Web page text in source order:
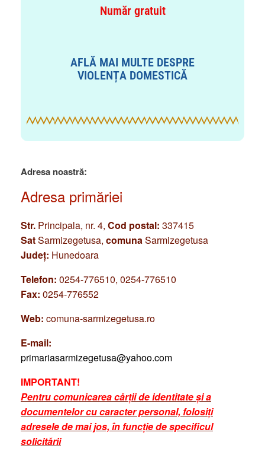
Număr gratuit
AFLĂ MAI MULTE DESPRE
VIOLENȚA DOMESTICĂ
Adresa noastră:
Adresa primăriei
Str. Principala, nr. 4, Cod postal: 337415
SatSarmizegetusa, comunaSarmizegetusa
Județ: Hunedoara
Telefon: 0254-776510, 0254-776510
Fax: 0254-776552
Web: comuna-sarmizegetusa.ro
E-mail:
primariasarmizegetusa@yahoo.com
IMPORTANT!
Pentru comunicarea cărții de identitate și a
documentelor cu caracter personal, folosiți
adresele de mai jos, în funcție de specificul
solicitării